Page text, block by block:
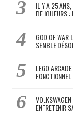
IL Y A 25 ANS,
DE JOUEURS
GOD OF WAR
SEMBLE
LEGO
ENTRETENIR